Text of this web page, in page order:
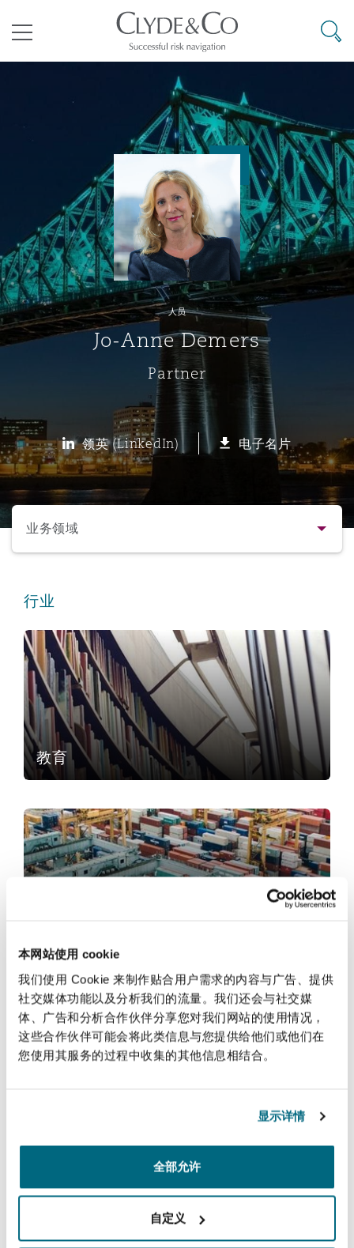
本网站使用 cookie
我们使用 Cookie 来制作贴合用户需求的内容与广告、提供
社交媒体功能以及分析我们的流量。我们还会与社交媒
体、广告和分析合作伙伴分享您对我们网站的使用情况，
这些合作伙伴可能会将此类信息与您提供给他们或他们在
您使用其服务的过程中收集的其他信息相结合。
显示详情
全部允许
自定义
Business Jets
Carrier Liability
Commerical Dispute
Debt Recovery
Emergency Response & Crisis
Management
MRO (Maintenance, Repair &
Non-Contentious
Satellite & Space
业与咨询
商业
公司
企业、商业与合规保险
数据保护与隐私权
劳动、养老金和移民n
金融
议解决
Commercial Arbitration
Commercial Disputes
Commercial Litigation
源、海洋与贸易
Energy & Natural Resources
Marine
Trade & Commodities
Bermuda Form
Casualty
Corporate, Commercial &
Insurance
Cyber Risk
Employers' & Public Liability
Employment Practices
Healthcare
Insurance Coverage
Marine
Political Risk & Trade Credit
Property
Specialty
目和建筑工程
Construction Disputes
环境保护法
基础设施
PPP/PFI
Public Procurement
房地产
管法规与调查
Anti-Bribery & Corruption
Compliance
External Investigations
Financial Services
Fraud & White-Collar Crime
Internal Investigations
Code
& Co Newton - 解锁智能索赔新模式
议融资
累斯萨拉姆
翰内斯堡
里斯班
庆
隆坡 – 联营办公室
尔本
德里 – 联营办公室
斯
海
加坡
尼
约热内卢
地亚哥 – 联营办公室
哈
拜
雅得
尔加里
加哥
佛
萨斯城
斯维加斯
杉矶
阿密
特利尔
泽西
兰治县
尼克斯
哥华
尔法斯特
明翰
里斯托尔
柏林（圣史蒂芬绿地大厦）
塞尔多夫
丁堡
拉斯哥（G1大厦）
尔福德
兹
敦
德里
尼克
目录
其礼律所事务所
搜寻
人员
Jo-Anne Demers
Partner
领英 (LinkedIn) 电子名片
选择所需部分
业务领域
业务领域
法律解析
行业
教育
教育
贸易与商品
专业实践
服务